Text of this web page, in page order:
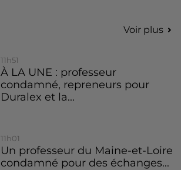
Voir plus
11h51
À LA UNE : professeur
condamné, repreneurs pour
Duralex et la...
11h01
Un professeur du Maine-et-Loire
condamné pour des échanges...